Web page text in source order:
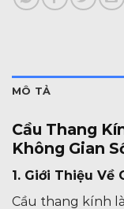
MÔ TẢ
Cầu Thang
Không Gian
1. Giới Thiệu Về
Cầu thang kính